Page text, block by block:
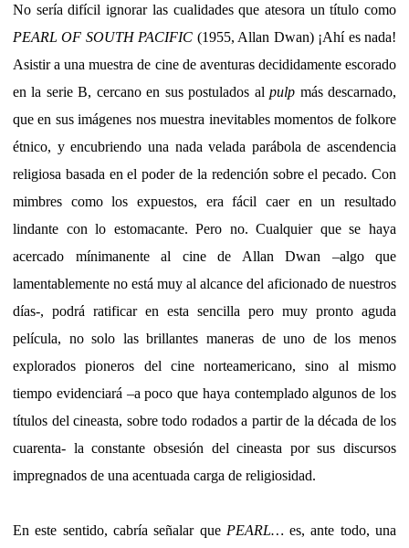
No sería difícil ignorar las cualidades que atesora un título como
PEARL OF SOUTH PACIFIC (1955, Allan Dwan) ¡Ahí es nada!
Asistir a una muestra de cine de aventuras decididamente escorado
en la serie B, cercano en sus postulados alpulp más descarnado,
que en sus imágenes nos muestra inevitables momentos de folkore
étnico, y encubriendo una nada velada parábola de ascendencia
religiosa basada en el poder de la redención sobre el pecado. Con
mimbres como los expuestos, era fácil caer en un resultado
lindante con lo estomacante. Pero no. Cualquier que se haya
acercado mínimanente al cine de Allan Dwan –algo que
lamentablemente no está muy al alcance del aficionado de nuestros
días-, podrá ratificar en esta sencilla pero muy pronto aguda
película, no solo las brillantes maneras de uno de los menos
explorados pioneros del cine norteamericano, sino al mismo
tiempo evidenciará –a poco que haya contemplado algunos de los
títulos del cineasta, sobre todo rodados a partir de la década de los
cuarenta- la constante obsesión del cineasta por sus discursos
impregnados de una acentuada carga de religiosidad.
En este sentido, cabría señalar que PEARL… es, ante todo, una